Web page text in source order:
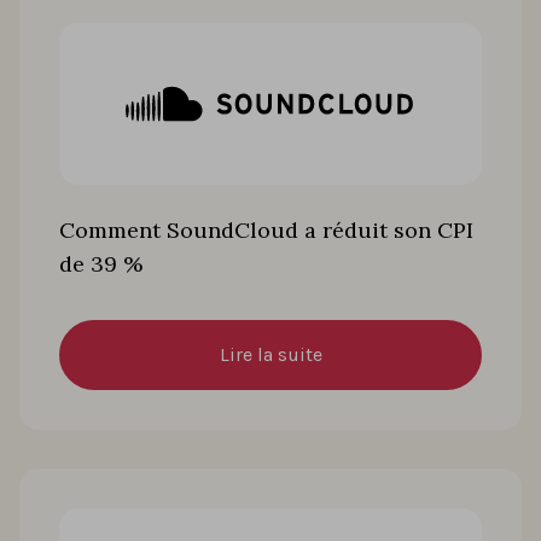
Comment SoundCloud a réduit son CPI
de 39 %
Lire la suite